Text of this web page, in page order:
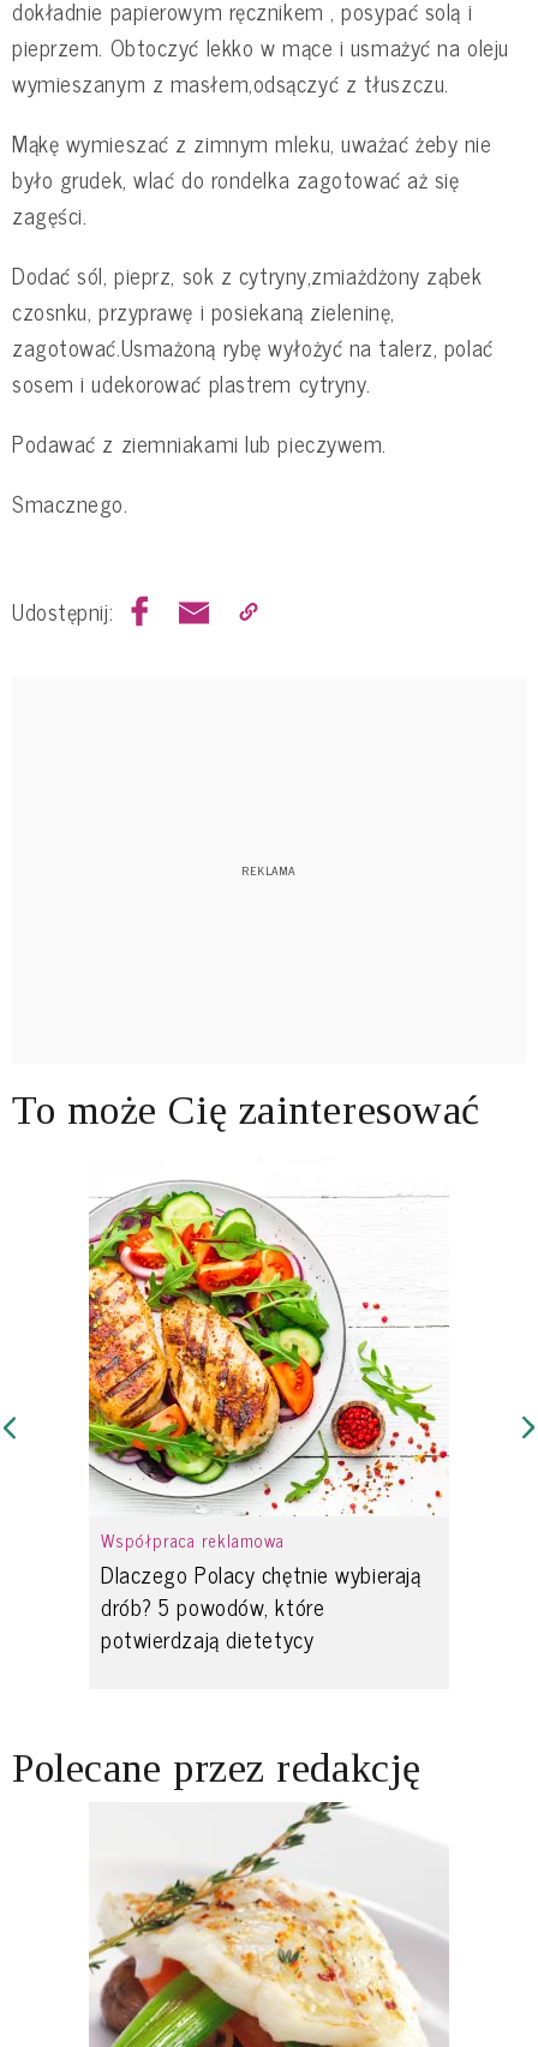
dokładnie papierowym ręcznikem , posypać solą i
pieprzem. Obtoczyć lekko w mące i usmażyć na oleju
wymieszanym z masłem,odsączyć z tłuszczu.
Mąkę wymieszać z zimnym mleku, uważać żeby nie
było grudek, wlać do rondelka zagotować aż się
zagęści.
Dodać sól, pieprz, sok z cytryny,zmiażdżony ząbek
czosnku, przyprawę i posiekaną zieleninę,
zagotować.Usmażoną rybę wyłożyć na talerz, polać
sosem i udekorować plastrem cytryny.
Podawać z ziemniakami lub pieczywem.
Smacznego.
Udostępnij:
To może Cię zainteresować
Współpraca reklamowa
Dlaczego Polacy chętnie wybierają
drób? 5 powodów, które
potwierdzają dietetycy
Polecane przez redakcję